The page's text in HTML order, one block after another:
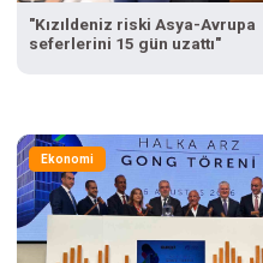
"Kızıldeniz riski Asya-Avrupa
seferlerini 15 gün uzattı"
Ekonomi